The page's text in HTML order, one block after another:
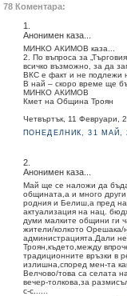
78 Коментара:
1.
Анонимен каза...
МИНКО АКИМОВ каза...
2. По въпроса за
всичко възможно, за да
ВКС е факт и не подлежи
В най – скоро време ще
МИНКО АКИМОВ
Кмет на Община Троян
Четвъртък, 11 Февруари,
ПОНЕДЕЛНИК, 31 МАЙ,
2.
Анонимен каза...
Май ще се наложи да
общината,а и много
родния и Белиш,а пред
актуализация на нац.
думи малките общини ги
жители/колкото Орешака/
администрацията.Дали
Троян,където,между
традиционните връзки в
излишна,според мен-та
Велчово/това са селата
вечер-толкова,за
с-с......